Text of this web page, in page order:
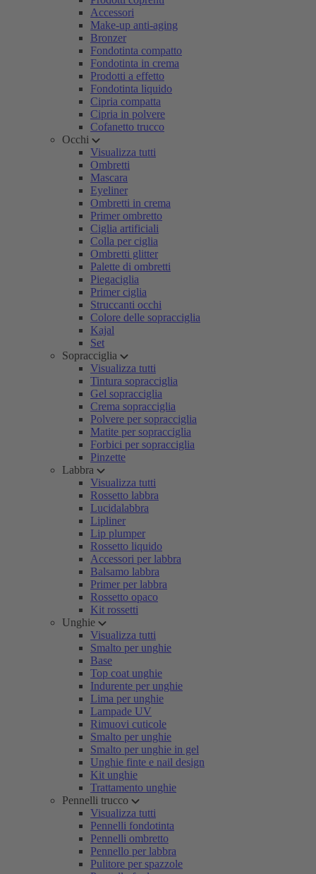
Accessori
Make-up anti-aging
Bronzer
Fondotinta compatto
Fondotinta in crema
Prodotti a effetto
Fondotinta liquido
Cipria compatta
Cipria in polvere
Cofanetto trucco
Occhi
Visualizza tutti
Ombretti
Mascara
Eyeliner
Ombretti in crema
Primer ombretto
Ciglia artificiali
Colla per ciglia
Ombretti glitter
Palette di ombretti
Piegaciglia
Primer ciglia
Struccanti occhi
Colore delle sopracciglia
Kajal
Set
Sopracciglia
Visualizza tutti
Tintura sopracciglia
Gel sopracciglia
Crema sopracciglia
Polvere per sopracciglia
Matite per sopracciglia
Forbici per sopracciglia
Pinzette
Labbra
Visualizza tutti
Rossetto labbra
Lucidalabbra
Lipliner
Lip plumper
Rossetto liquido
Accessori per labbra
Balsamo labbra
Primer per labbra
Rossetto opaco
Kit rossetti
Unghie
Visualizza tutti
Smalto per unghie
Base
Top coat unghie
Indurente per unghie
Lima per unghie
Lampade UV
Rimuovi cuticole
Smalto per unghie
Smalto per unghie in gel
Unghie finte e nail design
Kit unghie
Trattamento unghie
Pennelli trucco
Visualizza tutti
Pennelli fondotinta
Pennelli ombretto
Pennello per labbra
Pulitore per spazzole